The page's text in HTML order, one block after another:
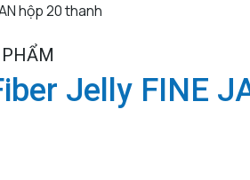
hộp 20 thanh
Jelly FINE